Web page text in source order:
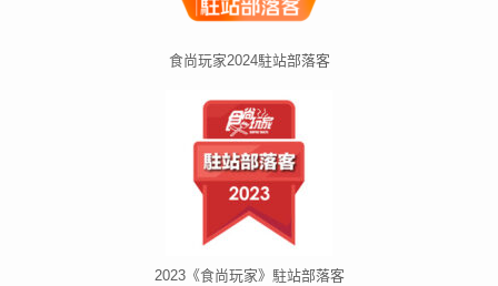
食尚玩家2024駐站部落客
2023《食尚玩家》駐站部落客